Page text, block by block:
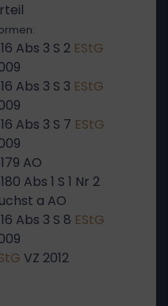
Abs 3 S 2 EStG
Abs 3 S 3 EStG
Abs 3 S 7 EStG
AO
Abs 1 S 1 Nr 2
a AO
Abs 3 S 8 EStG
VZ 2012